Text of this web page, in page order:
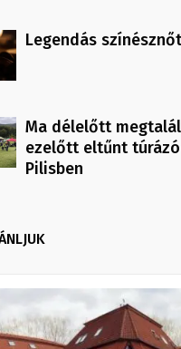
Legendás
Ma délelőtt
ezelőtt eltűnt
Pilisben